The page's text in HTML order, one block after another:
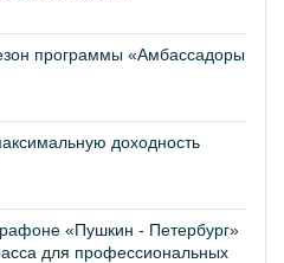
программы «Амбассадоры
доходность
«Пушкин - Петербург»
для профессиональных